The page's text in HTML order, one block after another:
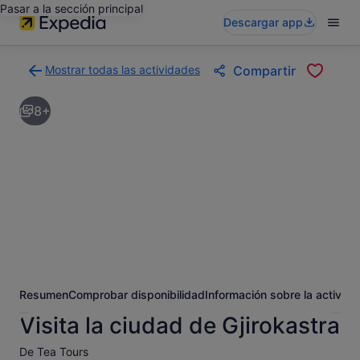
Pasar a la sección principal
Descargar app
Mostrar todas las actividades
a
la
página
Compartir
8+
ResumenComprobar disponibilidadInformación sobre la
Visita la ciudad de Gjirokastra
De Tea Tours